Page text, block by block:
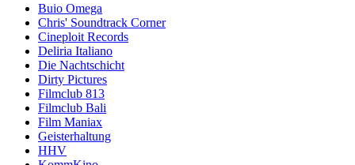
Buio Omega
Chris' Soundtrack Corner
Cineploit Records
Deliria Italiano
Die Nachtschicht
Dirty Pictures
Filmclub 813
Filmclub Bali
Film Maniax
Geisterhaltung
HHV